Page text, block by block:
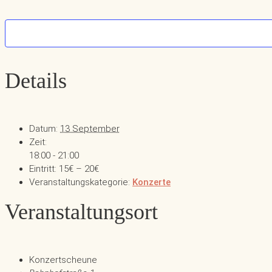
entsperren
Details
Datum: 13 September
Zeit:
18:00 - 21:00
Eintritt: 15€ – 20€
Veranstaltungskategorie: Konzerte
Veranstaltungsort
Konzertscheune